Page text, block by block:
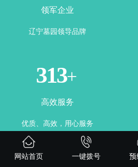
领军企业
辽宁墓园领导品牌
365+
高效服务
优质、高效，用心服务
网站首页 一键拨号 预